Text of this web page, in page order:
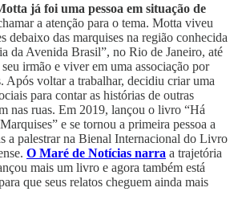
já foi uma pessoa em situação de
a atenção para o tema. Motta viveu
debaixo das marquises na região conhecida
da Avenida Brasil”, no Rio de Janeiro, até
irmão e viver em uma associação por
Após voltar a trabalhar, decidiu criar uma
para contar as histórias de outras
nas ruas. Em 2019, lançou o livro “Há
e se tornou a primeira pessoa a
a palestrar na Bienal Internacional do Livro
O Maré de Notícias narra a trajetória
mais um livro e agora também está
que seus relatos cheguem ainda mais